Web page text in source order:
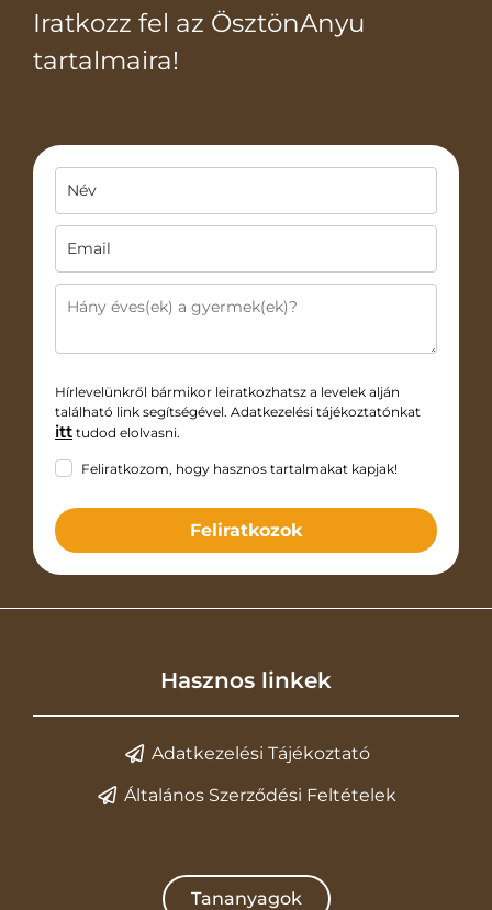
Iratkozz fel az ÖsztönAnyu
tartalmaira!
Hírlevelünkről bármikor leiratkozhatsz a levelek alján
található link segítségével. Adatkezelési tájékoztatónkat
itt tudod elolvasni.
Feliratkozom, hogy hasznos tartalmakat kapjak!
Feliratkozok
Hasznos linkek
Adatkezelési Tájékoztató
Általános Szerződési Feltételek
Tananyagok